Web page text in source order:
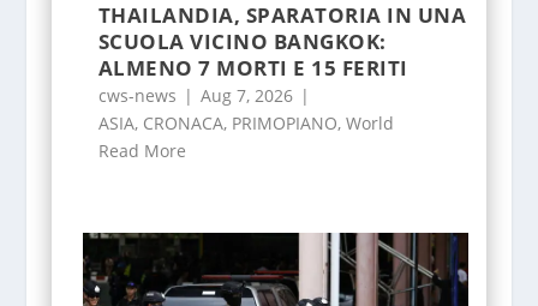
THAILANDIA, SPARATORIA IN UNA
SCUOLA VICINO BANGKOK:
ALMENO 7 MORTI E 15 FERITI
cws-news | Aug 7, 2026 |
ASIA, CRONACA, PRIMOPIANO, World
Read More